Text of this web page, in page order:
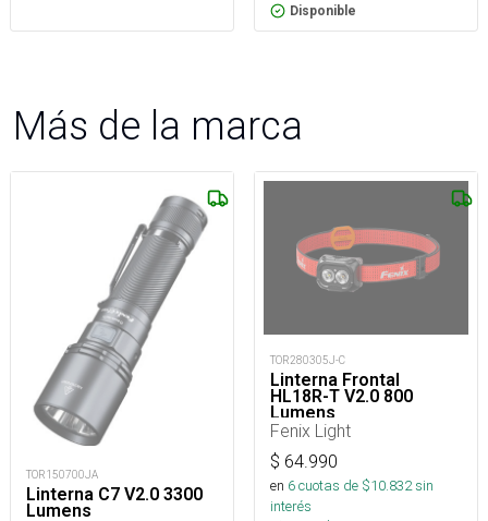
Disponible
Más de la marca
TOR150700JA
Linterna C7 V2.0 3300
Lumens
TOR280305J-C
Linterna Frontal
HL18R-T V2.0 800
Lumens
Fenix Light
$ 64.990
en 6cuotas de $10.832sin
interés